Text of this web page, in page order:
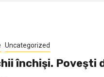
Uncategorized
închişi. Poveşti